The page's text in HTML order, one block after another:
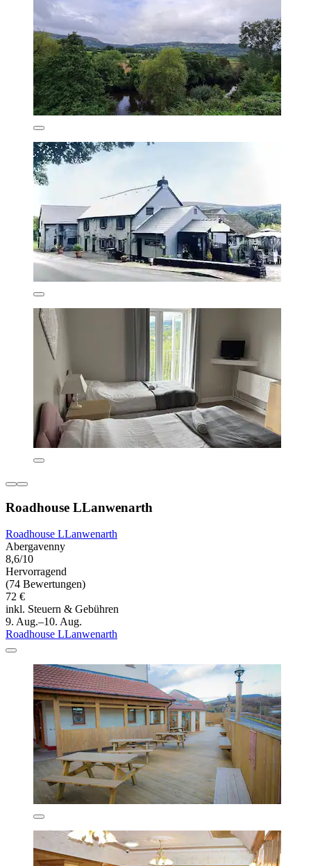
Roadhouse LLanwenarth
Roadhouse LLanwenarth
Abergavenny
8,6/10
Hervorragend
(74 Bewertungen)
72 €
inkl. Steuern & Gebühren
9. Aug.–10. Aug.
Roadhouse LLanwenarth